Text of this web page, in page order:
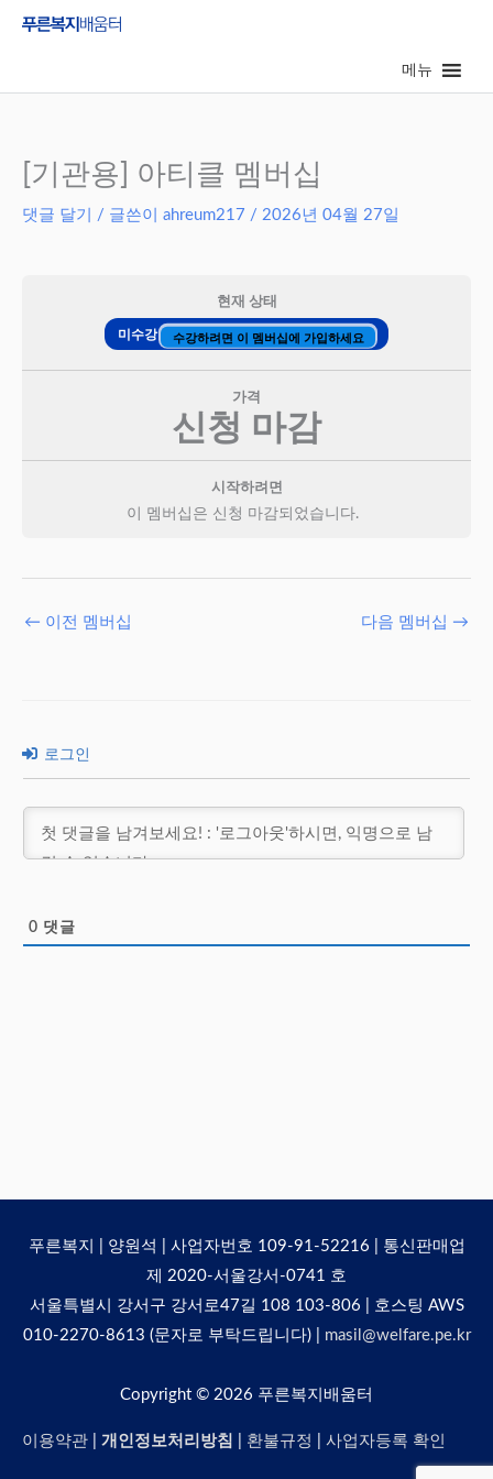
메뉴
[기관용] 아티클 멤버십
댓글 달기 / 글쓴이 ahreum217 / 2026년 04월 27일
현재 상태
미수강 수강하려면 이 멤버십에 가입하세요
가격
신청 마감
시작하려면
이 멤버십은 신청 마감되었습니다.
← 이전 멤버십 다음 멤버십 →
로그인
0 댓글
푸른복지 | 양원석 | 사업자번호 109-91-52216 | 통신판매업
제 2020-서울강서-0741 호
서울특별시 강서구 강서로47길 108 103-806 | 호스팅 AWS
010-2270-8613 (문자로 부탁드립니다) | masil@welfare.pe.kr
Copyright © 2026 푸른복지배움터
이용약관 개인정보처리방침 환불규정 사업자등록 확인